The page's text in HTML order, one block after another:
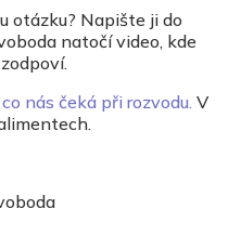
otázku? Napište ji do
natočí video, kde
co nás čeká při rozvodu. V